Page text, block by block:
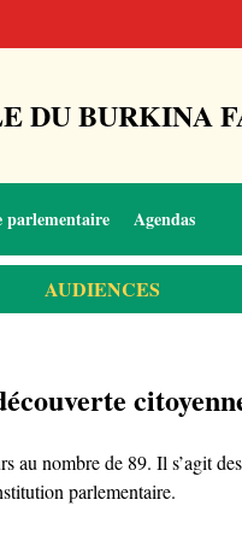
DU BURKINA
parlementaire Agendas
AUDIENCES
nombre de 89. Il s’agit
parlementaire.